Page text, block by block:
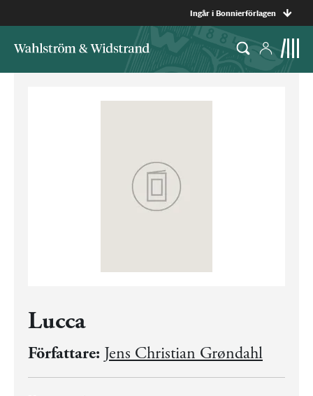
Ingår i Bonnierförlagen
Lucca
Författare: Jens Christian Grøndahl